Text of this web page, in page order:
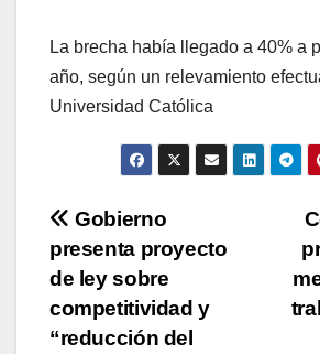
La brecha había llegado a 40% a
año, según un relevamiento
Universidad Católica
Navegación
de
entradas
Gobierno
presenta proyecto
de ley sobre
competitividad y
“reducción del